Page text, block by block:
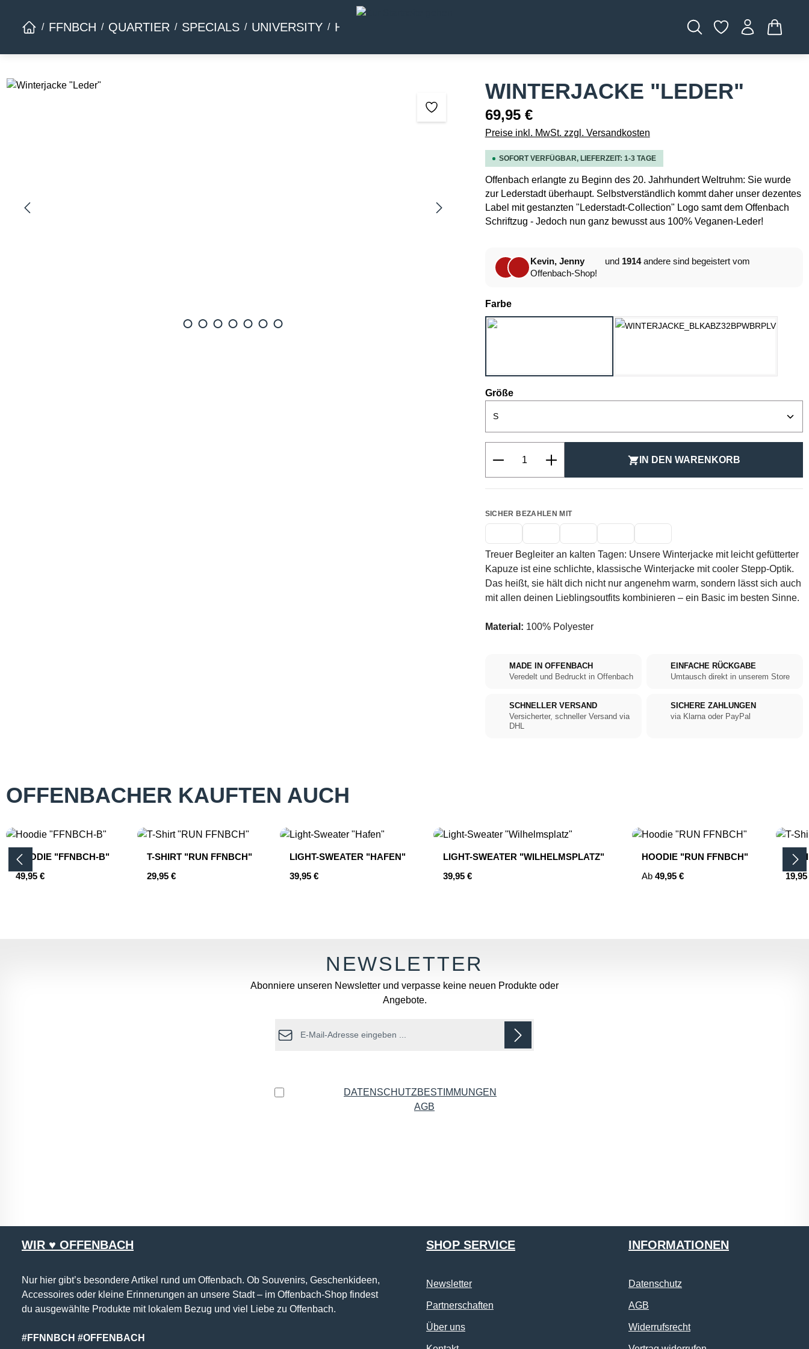
FFNBCH QUARTIER SPECIALS UNIVERSITY HOMMAGE
Bildergalerie überspringen WINTERJACKE "LEDER"
69,95 €
Preise inkl. MwSt. zzgl. Versandkosten
SOFORT VERFÜGBAR, LIEFERZEIT: 1-3 TAGE
Offenbach erlangte zu Beginn des 20. Jahrhundert Weltruhm: Sie wurde
zur Lederstadt überhaupt. Selbstverständlich kommt daher unser dezentes
Label mit gestanzten "Lederstadt-Collection" Logo samt dem Offenbach
Schriftzug - Jedoch nun ganz bewusst aus 100% Veganen-Leder!
Kevin, Jenny und 1914andere sind begeistert vom
Offenbach-Shop!
Farbeauswählen
Größeauswählen
Produkt Anzahl: Gib den gewünschten Wert ein
IN DEN WARENKORB
SICHER BEZAHLEN MIT
Treuer Begleiter an kalten Tagen: Unsere Winterjacke mit leicht gefütterter
Kapuze ist eine schlichte, klassische Winterjacke mit cooler Stepp-Optik.
Das heißt, sie hält dich nicht nur angenehm warm, sondern lässt sich auch
mit allen deinen Lieblingsoutfits kombinieren – ein Basic im besten Sinne.
Material: 100% Polyester
MADE IN OFFENBACH
Veredelt und Bedruckt in Offenbach
EINFACHE RÜCKGABE
Umtausch direkt in unserem Store
SCHNELLER VERSAND
Versicherter, schneller Versand via
DHL
SICHERE ZAHLUNGEN
via Klarna oder PayPal
OFFENBACHER KAUFTEN AUCH
Produktgalerie überspringen
HOODIE "FFNBCH-B"
Regulärer Preis:
49,95 €
T-SHIRT "RUN FFNBCH"
Regulärer Preis:
29,95 €
LIGHT-SWEATER "HAFEN"
Regulärer Preis:
39,95 €
LIGHT-SWEATER "WILHELMSPLATZ"
Regulärer Preis:
39,95 €
HOODIE "RUN FFNBCH"
Regulärer Preis:
Ab 49,95 €
T-
19,95
Abonniere unseren Newsletter und verpasse keine neuen Produkte oder
Angebote.
DATENSCHUTZBESTIMMUNGEN
AGB
WIR ♥ OFFENBACH
Nur hier gibt’s besondere Artikel rund um Offenbach. Ob Souvenirs, Geschenkideen,
Accessoires oder kleine Erinnerungen an unsere Stadt – im Offenbach-Shop findest
du ausgewählte Produkte mit lokalem Bezug und viel Liebe zu Offenbach.
#FFNNBCH #OFFENBACH
SHOP SERVICE
Newsletter
Partnerschaften
Über uns
INFORMATIONEN
Datenschutz
AGB
Widerrufsrecht